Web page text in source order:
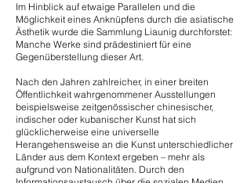
Im Hinblick auf etwaige Parallelen und die
Möglichkeit eines Anknüpfens durch die asiatische
Ästhetik wurde die Sammlung Liaunig durchforstet:
Manche Werke sind prädestiniert für eine
Gegenüberstellung dieser Art.
Nach den Jahren zahlreicher, in einer breiten
Öffentlichkeit wahrgenommener Ausstellungen
beispielsweise zeitgenössischer chinesischer,
indischer oder kubanischer Kunst hat sich
glücklicherweise eine universelle
Herangehensweise an die Kunst unterschiedlicher
Länder aus dem Kontext ergeben – mehr als
aufgrund von Nationalitäten. Durch den